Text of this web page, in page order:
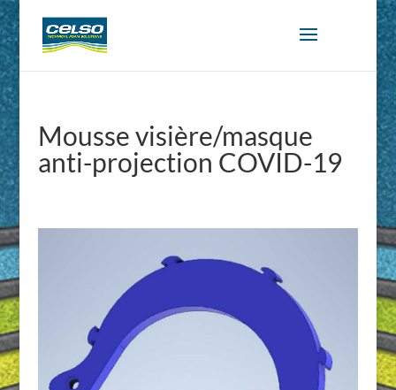
Mousse visière/masque
anti-projection COVID-19